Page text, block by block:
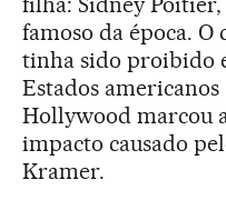
famoso da época.
tinha sido proibido
Estados
Hollywood marcou
impacto causado
Kramer.